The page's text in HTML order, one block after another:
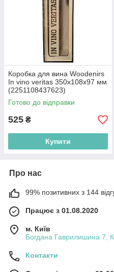
Коробка для вина Woodenirs
In vino veritas 350х108х97 мм
(2251108437623)
Готово до відправки
525 ₴
Купити
Про нас
99% позитивних з 144
Працює з 01.08.2020
м. Київ
Богдана Гаврилишина 7,
Контакти